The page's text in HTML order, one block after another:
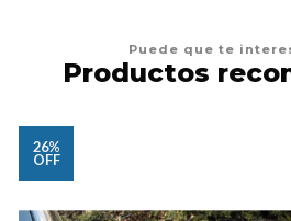
Puede que te
Productos
26%
OFF